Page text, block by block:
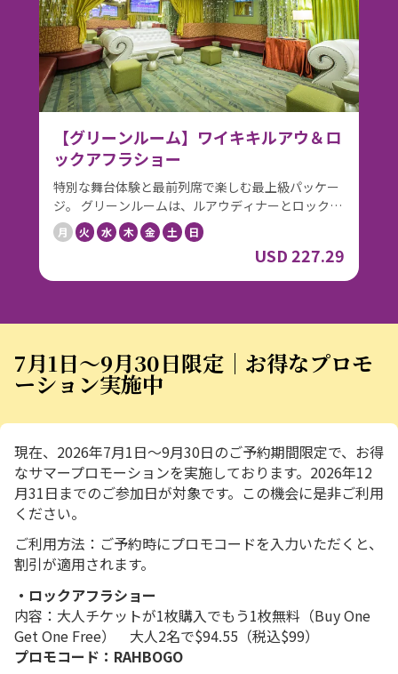
テージをより近くに感じられる特別なお席で、華や
かなライブパフォーマンスや迫力あるファイヤーナ
イフパフォーマンスをご堪能ください。 さらに、プ
レミアムドリンク1杯付き。 記念日や特別なご旅行
にもおすすめの、ワンランク上のコンボプランで
す。
【グリーンルーム】ワイキキルアウ＆ロ
ックアフラショー
特別な舞台体験と最前列席で楽しむ最上級パッケー
ジ。 グリーンルームは、ルアウディナーとロックア
フラショーを、舞台裏体験とともに楽しむ最上級パ
ッケージです。 まずはロイヤルハワイアンシアター
内グリーンルームでのレセプションからスタート。
シャンパンで乾杯しながら、キャストによるバック
す。 その後はワイキキルアウへ。生花オーキッドの
レイで迎えられ、優先案内でビュッフェへとご案内
いたします。カルアポークやプライムローストビー
アンミュージックの生演奏やフラとともにゆったり
とお楽しみいただけます。 そして夜のクライマック
スは、ロックアフラショーをグリーンルーム席（ス
テージ前中央・最前列エリア）から鑑賞。ステージ
を目前に感じる臨場感の中、華やかなライブパフォ
ーマンスや迫力あるファイヤーナイフパフォーマン
スをご堪能ください。 特別な記念日やハネムーン、
大切なご旅行にふさわしい、最上級の体験プランで
月 火 水 木 金 土 日
USD 227.29
7月1日〜9月30日限定｜お得なプロモ
ーション実施中
現在、2026年7月1日〜9月30日のご予約期間限定で、お得
なサマープロモーションを実施しております。2026年12
月31日までのご参加日が対象です。この機会に是非ご利用
ください。
ご利用方法：ご予約時にプロモコードを入力いただくと、
割引が適用されます。
・ ロックアフラショー
内容：大人チケットが1枚購入でもう1枚無料（Buy One
Get One Free） 大人2名で$94.55（税込$99）
プロモコード：RAHBOGO